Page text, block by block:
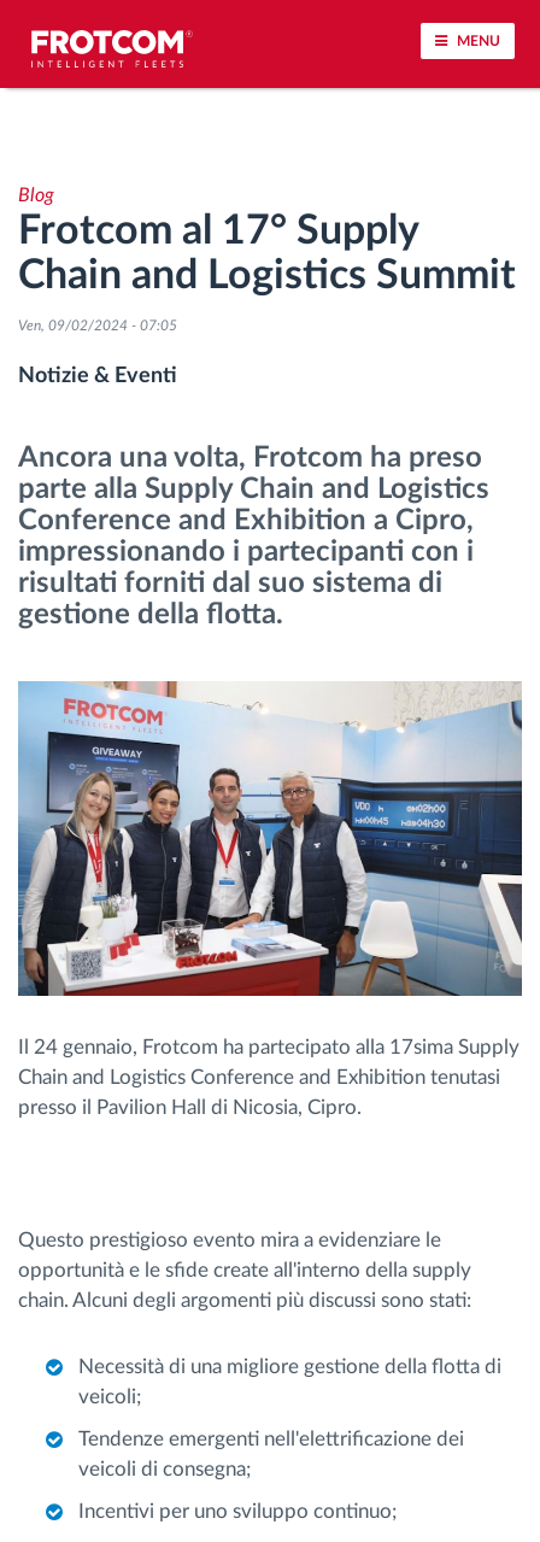
MENU
Analisi dello stile di guida
Monitoraggio dei tempi di guida
Gestione delle forza lavoro
Controllo accessi
Gestione carburante
Identificazione automatica del conducente
Scopri tutte le caratteristiche
Come risolviamo tutte le attività della flotta
Scopri quanto risparmi
Blog
Frotcom al 17° Supply
Chain and Logistics Summit
Ven, 09/02/2024 - 07:05
Notizie & Eventi
Ancora una volta, Frotcom ha preso
parte alla Supply Chain and Logistics
Conference and Exhibition a Cipro,
impressionando i partecipanti con i
risultati forniti dal suo sistema di
gestione della flotta.
Il 24 gennaio, Frotcom ha partecipato alla 17sima Supply
Chain and Logistics Conference and Exhibition tenutasi
presso il Pavilion Hall di Nicosia, Cipro.
Questo prestigioso evento mira a evidenziare le
opportunità e le sfide create all'interno della supply
chain. Alcuni degli argomenti più discussi sono stati:
Necessità di una migliore gestione della flotta di
veicoli;
Tendenze emergenti nell'elettrificazione dei
veicoli di consegna;
Incentivi per uno sviluppo continuo;